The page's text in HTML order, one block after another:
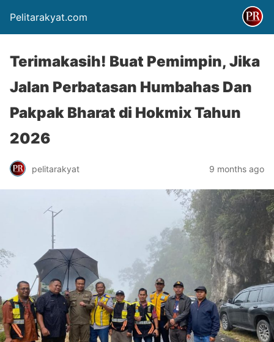
Pelitarakyat.com
Terimakasih! Buat Pemimpin, Jika
Jalan Perbatasan Humbahas Dan
Pakpak Bharat di Hokmix Tahun
2026
pelitarakyat 9 months ago